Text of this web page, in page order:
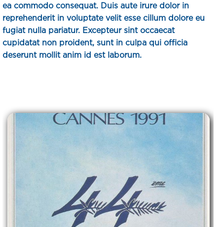
ea commodo consequat. Duis aute irure dolor in
reprehenderit in voluptate velit esse cillum dolore eu
fugiat nulla pariatur. Excepteur sint occaecat
cupidatat non proident, sunt in culpa qui officia
deserunt mollit anim id est laborum.